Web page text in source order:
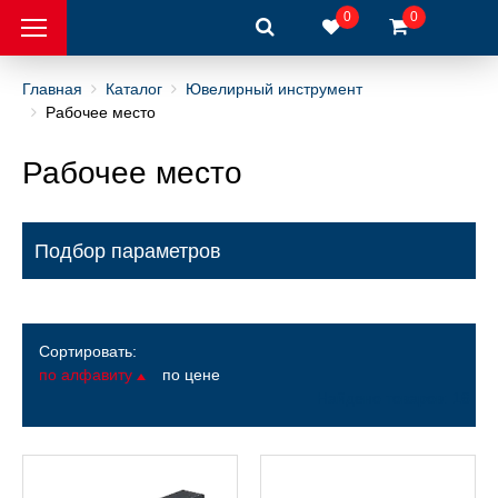
инструмент
0 0
Главная Каталог
Ювелирный инструмент
Рабочее место
Рабочее место
Подбор параметров
Сортировать:
по алфавиту
по цене